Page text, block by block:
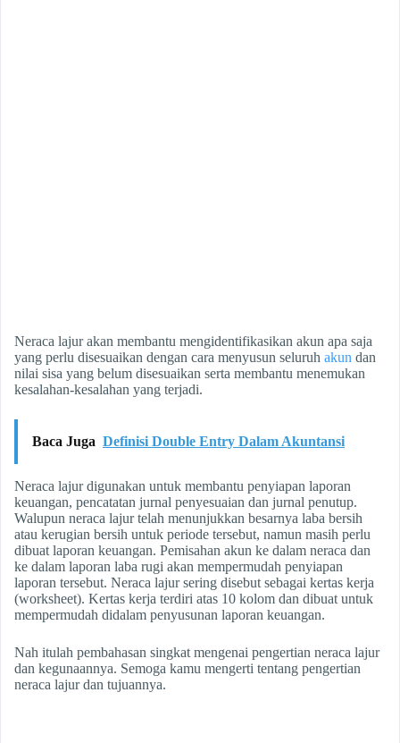
Neraca lajur akan membantu mengidentifikasikan akun apa saja
yang perlu disesuaikan dengan cara menyusun seluruh akun dan
nilai sisa yang belum disesuaikan serta membantu menemukan
kesalahan-kesalahan yang terjadi.
Baca Juga Definisi Double Entry Dalam Akuntansi
Neraca lajur digunakan untuk membantu penyiapan laporan
keuangan, pencatatan jurnal penyesuaian dan jurnal penutup.
Walupun neraca lajur telah menunjukkan besarnya laba bersih
atau kerugian bersih untuk periode tersebut, namun masih perlu
dibuat laporan keuangan. Pemisahan akun ke dalam neraca dan
ke dalam laporan laba rugi akan mempermudah penyiapan
laporan tersebut. Neraca lajur sering disebut sebagai kertas kerja
(worksheet). Kertas kerja terdiri atas 10 kolom dan dibuat untuk
mempermudah didalam penyusunan laporan keuangan.
Nah itulah pembahasan singkat mengenai pengertian neraca lajur
dan kegunaannya. Semoga kamu mengerti tentang pengertian
neraca lajur dan tujuannya.